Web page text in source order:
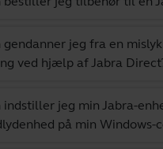
gendanner jeg fra en
ved hjælp af Jabra
indstiller jeg min Jabra-
på min Windows-